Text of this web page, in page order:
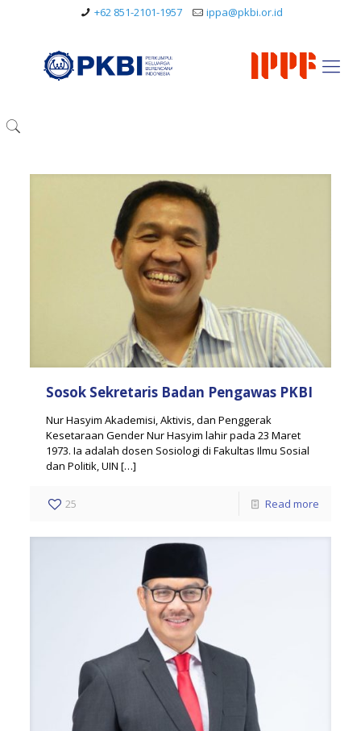
+62 851-2101-1957 ippa@pkbi.or.id
Sosok Sekretaris Badan Pengawas PKBI
Nur Hasyim Akademisi, Aktivis, dan Penggerak
Kesetaraan Gender Nur Hasyim lahir pada 23 Maret
1973. Ia adalah dosen Sosiologi di Fakultas Ilmu Sosial
dan Politik, UIN […]
25 Read more